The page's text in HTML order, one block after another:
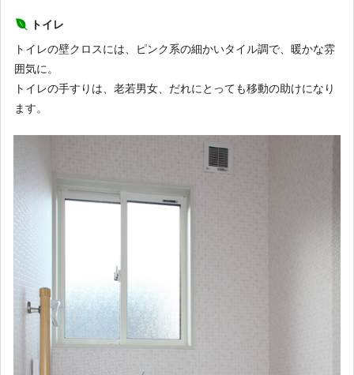
トイレ
トイレの壁クロスには、ピンク系の細かいタイル調で、暖かな雰
囲気に。
トイレの手すりは、老若男女、だれにとっても移動の助けになり
ます。